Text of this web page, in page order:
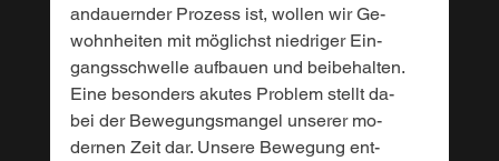
andauernder Prozess ist, wollen wir Ge-
wohnheiten mit möglichst niedriger Ein-
gangsschwelle aufbauen und beibehalten.
Eine besonders akutes Problem stellt da-
bei der Bewegungsmangel unserer mo-
dernen Zeit dar. Unsere Bewegung ent-